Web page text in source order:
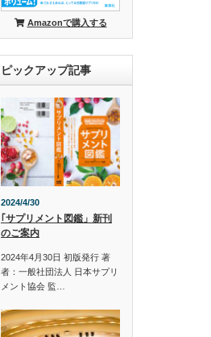
Amazonで購入する
ピックアップ記事
2024/4/30
｢サプリメント図鑑」新刊
のご案内
2024年4月30日 初版発行 著
者：一般社団法人 日本サプリ
メント協会 監…